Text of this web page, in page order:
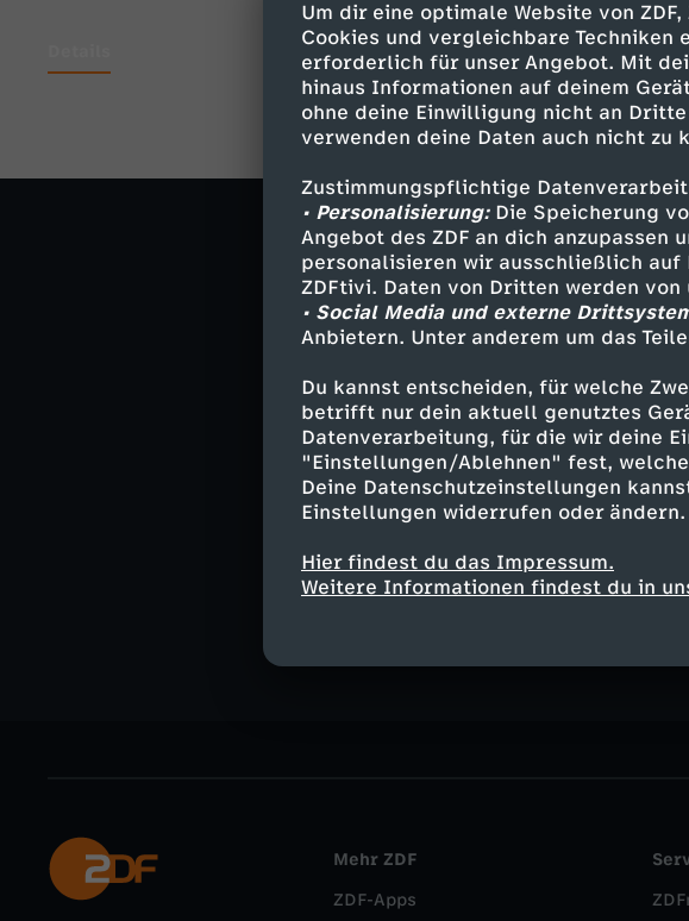
Um dir eine optimale Website von
Cookies und vergleichbare Techniken
erforderlich für unser Angebot. Mit
hinaus Informationen auf deinem
ohne deine Einwilligung nicht an
verwenden deine Daten auch nicht zu
Zustimmungspflichtige
• Personalisierung:Die Speicherung
Angebot des ZDF an dich anzupassen
personalisieren wir ausschließlich auf
ZDFtivi. Daten von Dritten werden
• Social Media und externe
Anbietern. Unter anderem um das
Du kannst entscheiden, für welche
betrifft nur dein aktuell genutztes
Datenverarbeitung, für die wir deine
"Einstellungen/Ablehnen" fest,
Deine Datenschutzeinstellungen
Einstellungen widerrufen oder ändern.
Hier findest du das Impressum.
Weitere Informationen findest du in
Weihnachtsmarkt-Prozess
Jan Josef Liefers kann auch
Dreharbeiten für ZDF-Krimi
55 Jahre deutsche
ADAC baut Helikopter-Netz
Moderation:
Tim Niedernolte
Ähnliche Inhalte
Gesellschaft Magazin
Mehr ZDF
ZDF-Apps